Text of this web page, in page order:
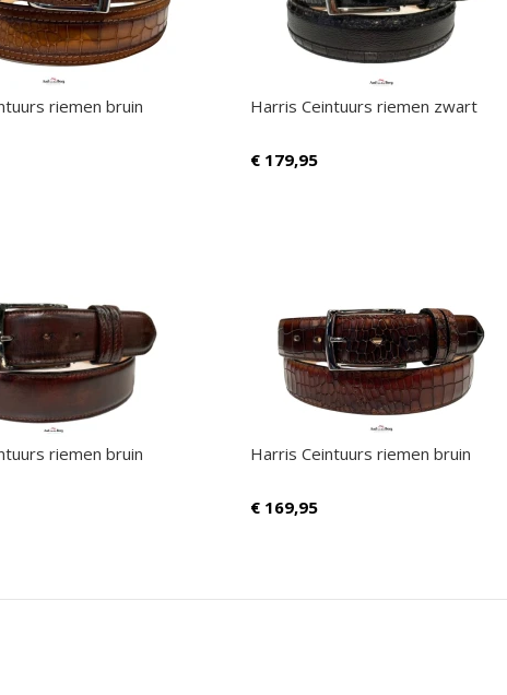
riemen bruin Harris Ceintuurs riemen zwart
€ 179,95
riemen bruin Harris Ceintuurs riemen bruin
€ 169,95